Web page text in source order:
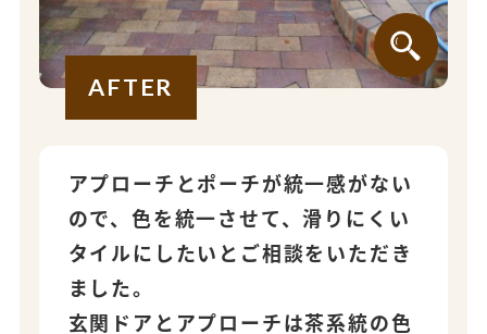
AFTER
アプローチとポーチが統一感がない
ので、色を統一させて、滑りにくい
タイルにしたいとご相談をいただき
ました。
玄関ドアとアプローチは茶系統の色